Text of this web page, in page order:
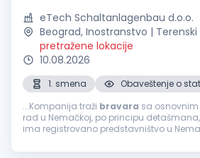
eTech Schaltanlagenbau d.o.o.
Beograd, Inostranstvo | Terenski
pretražene lokacije
10.08.2026
1. smena
Obaveštenje o
...Kompanija traži bravara sa
rad u Nemačkoj, po principu
ima registrovano predstavništvo u Nemačkoj.
metalnim...